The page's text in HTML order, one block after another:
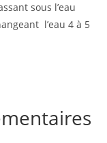
sous l’eau
l’eau 4 à 5